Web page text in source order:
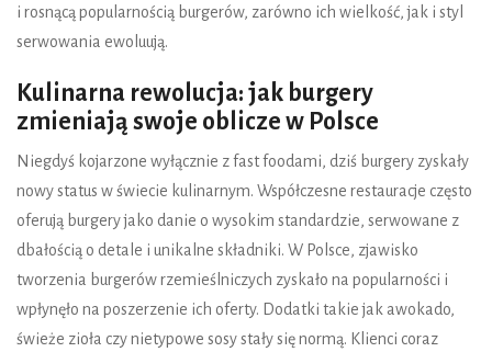
i rosnącą popularnością burgerów, zarówno ich wielkość, jak i styl
serwowania ewoluują.
Kulinarna rewolucja: jak burgery
zmieniają swoje oblicze w Polsce
Niegdyś kojarzone wyłącznie z fast foodami, dziś burgery zyskały
nowy status w świecie kulinarnym. Współczesne restauracje często
oferują burgery jako danie o wysokim standardzie, serwowane z
dbałością o detale i unikalne składniki. W Polsce, zjawisko
tworzenia burgerów rzemieślniczych zyskało na popularności i
wpłynęło na poszerzenie ich oferty. Dodatki takie jak awokado,
świeże zioła czy nietypowe sosy stały się normą. Klienci coraz